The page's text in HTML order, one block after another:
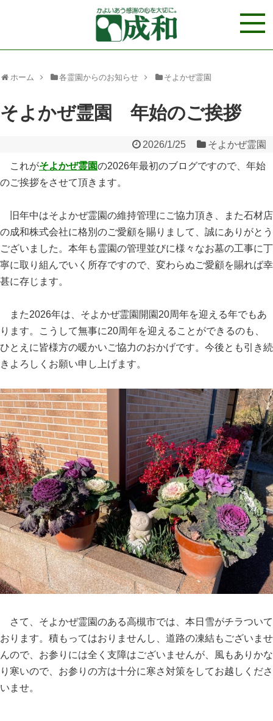
ホーム 各霊園からのお知らせ そよかぜ霊園
そよかぜ霊園 年始のご挨拶
2026/1/25 そよかぜ霊園
これがそよかぜ霊園の2026年最初のブログですので、年始
のご挨拶をさせて頂きます。
旧年中はそよかぜ霊園の維持管理にご協力頂き、また石材店
の成和株式会社に格別のご愛顧を賜りまして、誠にありがとう
ございました。本年も霊園の管理並びに様々なお墓の工事に丁
寧に取り組んでいく所存ですので、変わらぬご愛顧を賜れば幸
甚に存じます。
また2026年は、そよかぜ霊園開園20周年を迎える年でもあ
ります。こうして無事に20周年を迎えることができるのも、
ひとえに皆様方の暖かいご協力のおかげです。今後とも引き続
きよろしくお願い申し上げます。
さて、そよかぜ霊園のある高槻市では、本日雪がチラついて
おります。積もってはおりませんし、道路の凍結もございませ
んので、お参りには全く支障はございませんが、風もありかな
り寒いので、お参りの方は十分に寒さ対策をしてお越しくださ
いませ。